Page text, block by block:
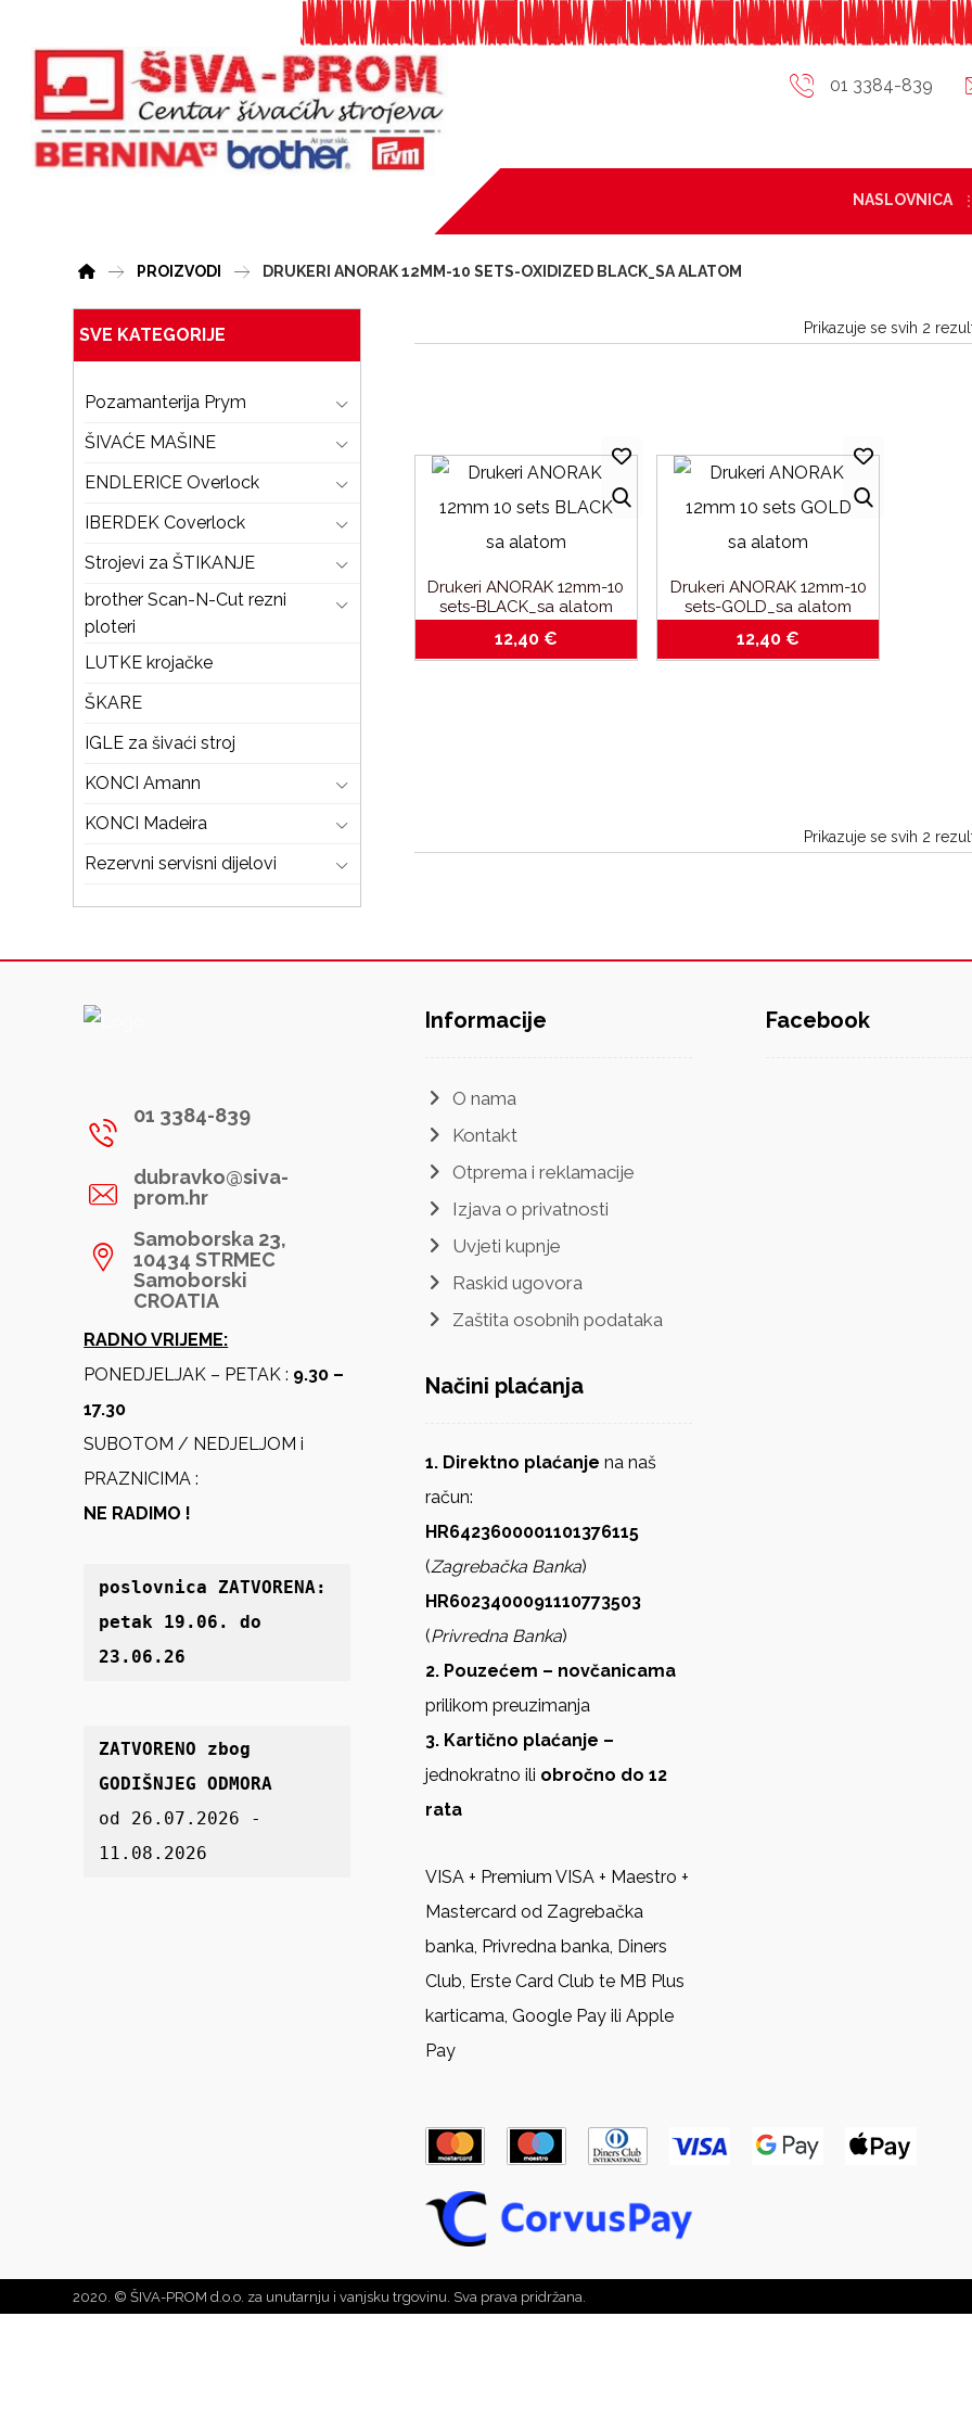
01 3384-839
NASLOVNICA
PROIZVODI DRUKERI ANORAK 12MM-10 SETS-OXIDIZED BLACK_SA ALATOM
Prikazuje se svih 2
Drukeri ANORAK 12mm-10
sets-BLACK_sa alatom
12,40 €
Drukeri ANORAK 12mm-10
sets-GOLD_sa alatom
12,40 €
Prikazuje se svih 2
SVE KATEGORIJE
Pozamanterija Prym
ŠIVAĆE MAŠINE
ENDLERICE Overlock
IBERDEK Coverlock
Strojevi za ŠTIKANJE
brother Scan-N-Cut rezni
ploteri
LUTKE krojačke
ŠKARE
IGLE za šivaći stroj
KONCI Amann
KONCI Madeira
Rezervni servisni dijelovi
01 3384-839
dubravko@siva-
prom.hr
Samoborska 23,
10434 STRMEC
Samoborski
CROATIA
RADNO VRIJEME:
PONEDJELJAK – PETAK : 9.30 –
17.30
SUBOTOM / NEDJELJOM i
PRAZNICIMA :
NE RADIMO !
poslovnica ZATVORENA:
petak 19 .06. do
23.06.26
ZATVORENO zbog
GODIŠNJEG ODMORA
od 26.07.2026 -
11.08.2026
Informacije
O nama
Kontakt
Otprema i reklamacije
Izjava o privatnosti
Uvjeti kupnje
Raskid ugovora
Zaštita osobnih podataka
Načini plaćanja
1. Direktno plaćanje na naš
račun:
HR6423600001101376115
(Zagrebačka Banka)
HR6023400091110773503
(Privredna Banka)
2. Pouzećem – novčanicama
prilikom preuzimanja
3. Kartično plaćanje –
jednokratno ili obročno do 12
rata
VISA + Premium VISA + Maestro +
Mastercard od Zagrebačka
banka, Privredna banka, Diners
Club, Erste Card Club te MB Plus
karticama, Google Pay ili Apple
Pay
Facebook
2020. © ŠIVA-PROM d.o.o. za unutarnju i vanjsku trgovinu. Sva prava pridržana.